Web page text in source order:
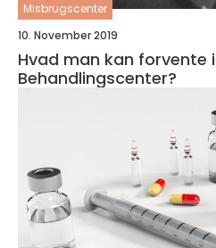
Misbrugscenter
10. November 2019
Hvad man kan forvente
Behandlingscenter?